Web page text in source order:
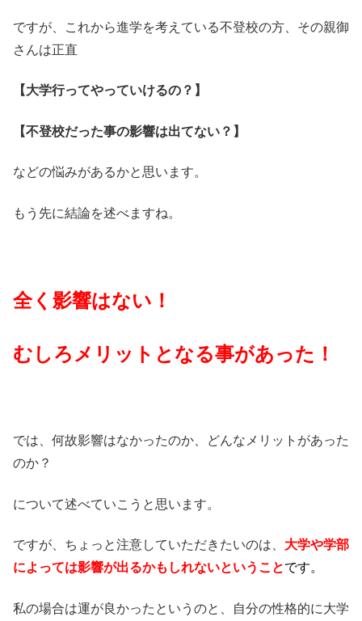
ですが、これから進学を考えている不登校の方、その親御
さんは正直
【大学行ってやっていけるの？】
【不登校だった事の影響は出てない？】
などの悩みがあるかと思います。
もう先に結論を述べますね。
全く影響はない！
むしろメリットとなる事があった！
では、何故影響はなかったのか、どんなメリットがあった
のか？
について述べていこうと思います。
ですが、ちょっと注意していただきたいのは、 大学や学部
によっては影響が出るかもしれないということです。
私の場合は運が良かったというのと、自分の性格的に大学